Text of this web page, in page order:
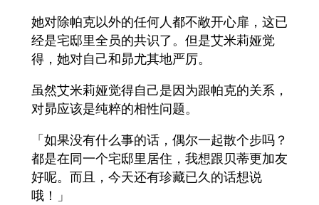
她对除帕克以外的任何人都不敞开心扉，这已
经是宅邸里全员的共识了。但是艾米莉娅觉
得，她对自己和昴尤其地严厉。
虽然艾米莉娅觉得自己是因为跟帕克的关系，
对昴应该是纯粹的相性问题。
「如果没有什么事的话，偶尔一起散个步吗？
都是在同一个宅邸里居住，我想跟贝蒂更加友
好呢。而且，今天还有珍藏已久的话想说
哦！」